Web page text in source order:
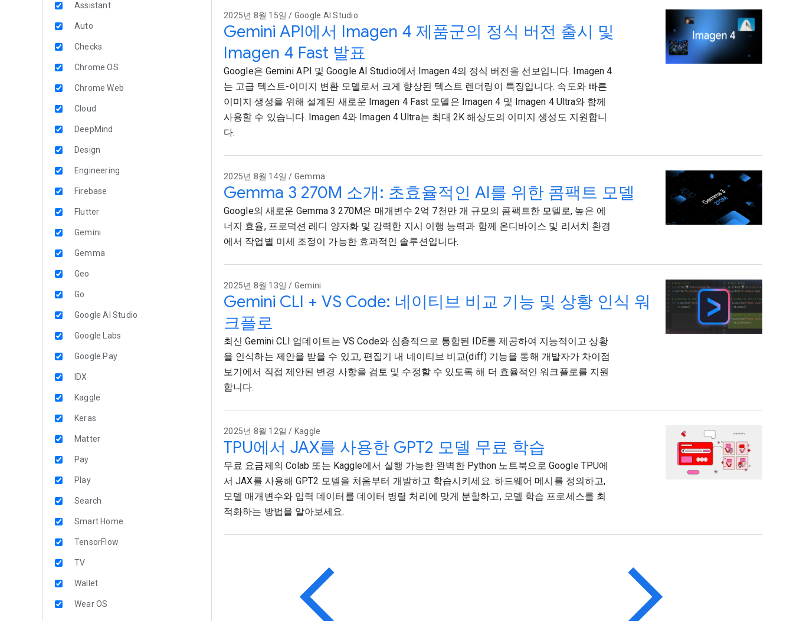
Assistant
Auto
Checks
Chrome OS
Chrome Web
Cloud
DeepMind
Design
Engineering
Firebase
Flutter
Gemini
Gemma
Geo
Go
Google AI Studio
Google Labs
Google Pay
IDX
Kaggle
Keras
Matter
Pay
Play
Search
Smart Home
TensorFlow
TV
Wallet
Wear OS
2025년 8월 15일 / Google AI Studio
Gemini API에서 Imagen 4 제품군의 정식 버전 출시 및
Imagen 4 Fast 발표
Google은 Gemini API 및 Google AI Studio에서 Imagen 4의 정식 버전을 선보입니다. Imagen 4
는 고급 텍스트-이미지 변환 모델로서 크게 향상된 텍스트 렌더링이 특징입니다. 속도와 빠른
이미지 생성을 위해 설계된 새로운 Imagen 4 Fast 모델은 Imagen 4 및 Imagen 4 Ultra와 함께
사용할 수 있습니다. Imagen 4와 Imagen 4 Ultra는 최대 2K 해상도의 이미지 생성도 지원합니
다.
2025년 8월 14일 / Gemma
Gemma 3 270M 소개: 초효율적인 AI를 위한 콤팩트 모델
Google의 새로운 Gemma 3 270M은 매개변수 2억 7천만 개 규모의 콤팩트한 모델로, 높은 에
너지 효율, 프로덕션 레디 양자화 및 강력한 지시 이행 능력과 함께 온디바이스 및 리서치 환경
에서 작업별 미세 조정이 가능한 효과적인 솔루션입니다.
2025년 8월 13일 / Gemini
Gemini CLI + VS Code: 네이티브 비교 기능 및 상황 인식 워
크플로
최신 Gemini CLI 업데이트는 VS Code와 심층적으로 통합된 IDE를 제공하여 지능적이고 상황
을 인식하는 제안을 받을 수 있고, 편집기 내 네이티브 비교(diff) 기능을 통해 개발자가 차이점
보기에서 직접 제안된 변경 사항을 검토 및 수정할 수 있도록 해 더 효율적인 워크플로를 지원
합니다.
2025년 8월 12일 / Kaggle
TPU에서 JAX를 사용한 GPT2 모델 무료 학습
무료 요금제의 Colab 또는 Kaggle에서 실행 가능한 완벽한 Python 노트북으로 Google TPU에
서 JAX를 사용해 GPT2 모델을 처음부터 개발하고 학습시키세요. 하드웨어 메시를 정의하고,
모델 매개변수와 입력 데이터를 데이터 병렬 처리에 맞게 분할하고, 모델 학습 프로세스를 최
적화하는 방법을 알아보세요.